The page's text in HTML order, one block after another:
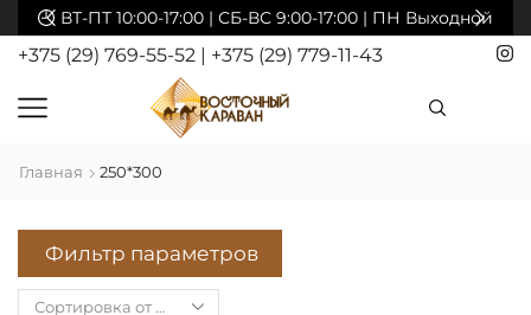
ВТ-ПТ 10:00-17:00 | СБ-ВС 9:00-17:00 | ПН Выходной
+375 (29) 769-55-52 | +375 (29) 779-11-43
Главная 250*300
Фильтр параметров